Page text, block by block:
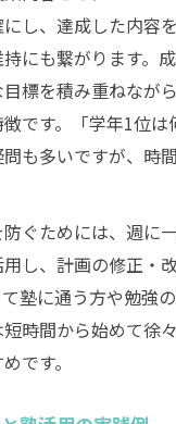
し、達成した内容
にも繋がります。
標を積み重ねなが
です。「学年1位
も多いですが、時
ぐためには、週に
し、計画の修正・
塾に通う方や勉強
時間から始めて徐
です。